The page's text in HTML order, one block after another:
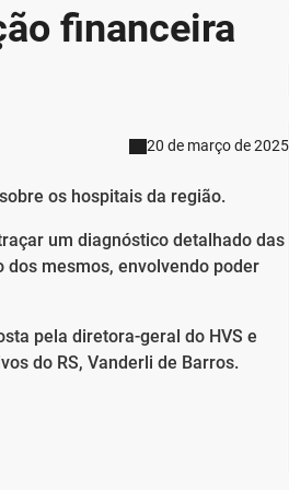
financeira
20 de março de 2025
os hospitais da região.
um diagnóstico detalhado das
mesmos, envolvendo poder
pela diretora-geral do HVS e
do RS, Vanderli de Barros.
r